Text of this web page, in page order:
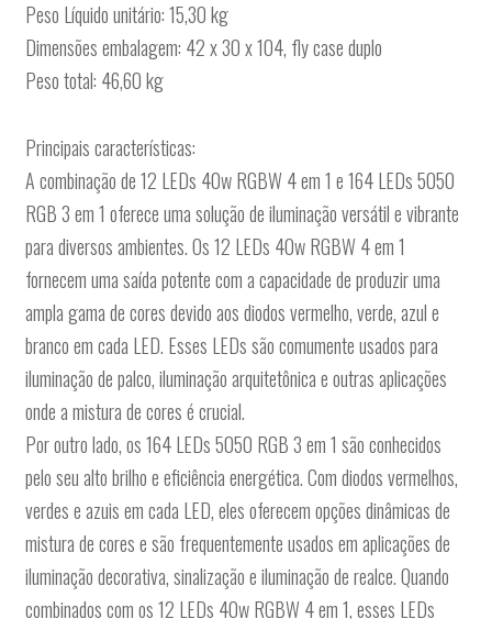
Peso Líquido unitário: 15,30 kg
Dimensões embalagem: 42 x 30 x 104, fly case duplo
Peso total: 46,60 kg
Principais características:
A combinação de 12 LEDs 40w RGBW 4 em 1 e 164 LEDs 5050
RGB 3 em 1 oferece uma solução de iluminação versátil e vibrante
para diversos ambientes. Os 12 LEDs 40w RGBW 4 em 1
fornecem uma saída potente com a capacidade de produzir uma
ampla gama de cores devido aos diodos vermelho, verde, azul e
branco em cada LED. Esses LEDs são comumente usados para
iluminação de palco, iluminação arquitetônica e outras aplicações
onde a mistura de cores é crucial.
Por outro lado, os 164 LEDs 5050 RGB 3 em 1 são conhecidos
pelo seu alto brilho e eficiência energética. Com diodos vermelhos,
verdes e azuis em cada LED, eles oferecem opções dinâmicas de
mistura de cores e são frequentemente usados em aplicações de
iluminação decorativa, sinalização e iluminação de realce. Quando
combinados com os 12 LEDs 40w RGBW 4 em 1, esses LEDs